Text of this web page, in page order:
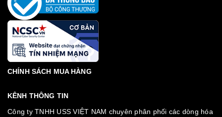
CHÍNH SÁCH MUA HÀNG
KÊNH THÔNG TIN
Công ty TNHH USS VIỆT NAM chuyên phân phối các dòng hóa